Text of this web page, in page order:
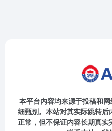
本平台内容均来源于投稿和
细甄别。本站对其实际跳转
正常，但不保证内容长期真